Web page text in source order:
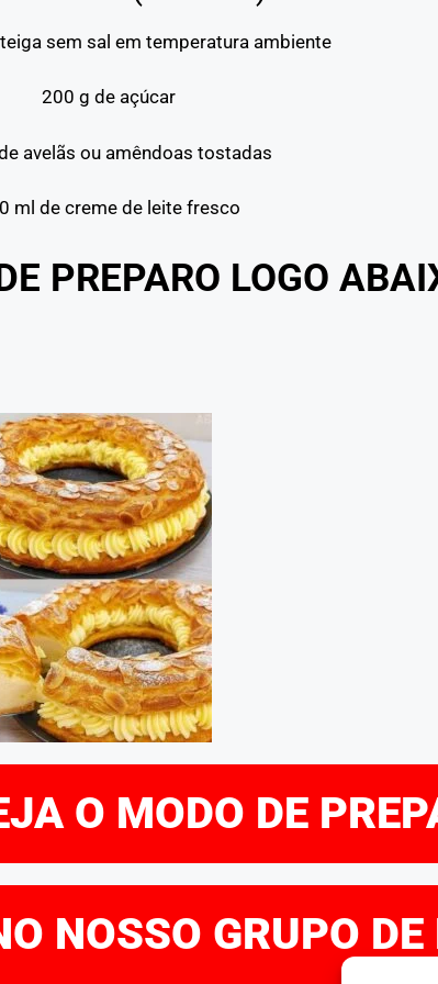
sem sal em temperatura ambiente
200 g de açúcar
avelãs ou amêndoas tostadas
ml de creme de leite fresco
PREPARO LOGO
O MODO DE
NOSSO GRUPO DE